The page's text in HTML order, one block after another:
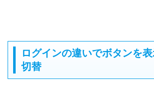
ログインの違いでボタンを
切替